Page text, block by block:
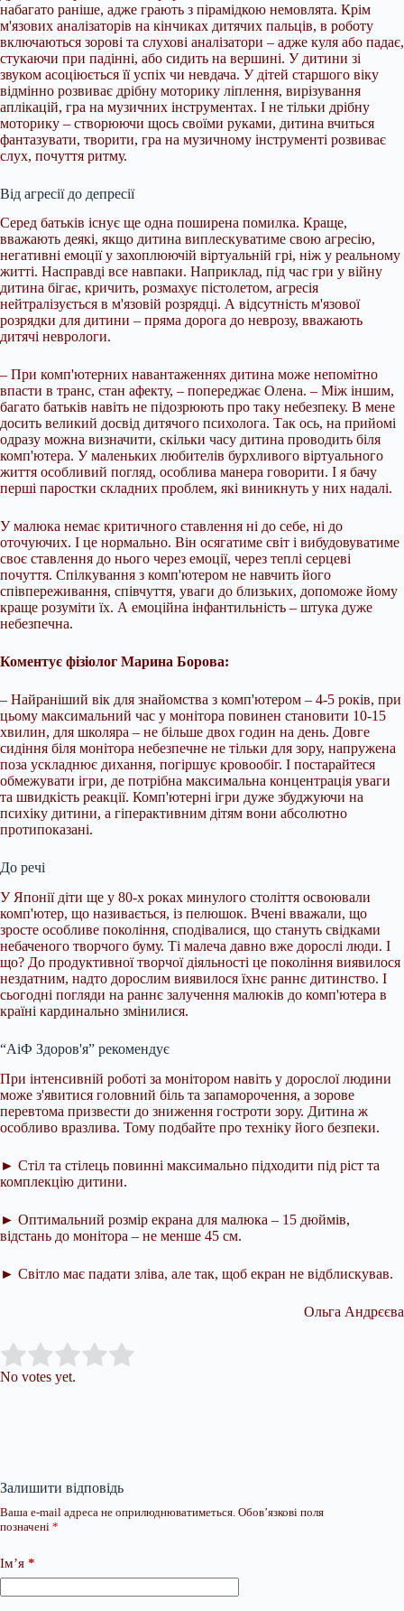
набагато раніше, адже грають з пірамідкою немовлята. Крім
м'язових аналізаторів на кінчиках дитячих пальців, в роботу
включаються зорові та слухові аналізатори – адже куля або падає,
стукаючи при падінні, або сидить на вершині. У дитини зі
звуком асоціюється її успіх чи невдача. У дітей старшого віку
відмінно розвиває дрібну моторику ліплення, вирізування
аплікацій, гра на музичних інструментах. І не тільки дрібну
моторику – створюючи щось своїми руками, дитина вчиться
фантазувати, творити, гра на музичному інструменті розвиває
слух, почуття ритму.
Від агресії до депресії
Серед батьків існує ще одна поширена помилка. Краще,
вважають деякі, якщо дитина виплескуватиме свою агресію,
негативні емоції у захоплюючій віртуальній грі, ніж у реальному
житті. Насправді все навпаки. Наприклад, під час гри у війну
дитина бігає, кричить, розмахує пістолетом, агресія
нейтралізується в м'язовій розрядці. А відсутність м'язової
розрядки для дитини – пряма дорога до неврозу, вважають
дитячі неврологи.
– При комп'ютерних навантаженнях дитина може непомітно
впасти в транс, стан афекту, – попереджає Олена. – Між іншим,
багато батьків навіть не підозрюють про таку небезпеку. В мене
досить великий досвід дитячого психолога. Так ось, на прийомі
одразу можна визначити, скільки часу дитина проводить біля
комп'ютера. У маленьких любителів бурхливого віртуального
життя особливий погляд, особлива манера говорити. І я бачу
перші паростки складних проблем, які виникнуть у них надалі.
У малюка немає критичного ставлення ні до себе, ні до
оточуючих. І це нормально. Він осягатиме світ і вибудовуватиме
своє ставлення до нього через емоції, через теплі серцеві
почуття. Спілкування з комп'ютером не навчить його
співпереживання, співчуття, уваги до близьких, допоможе йому
краще розуміти їх. А емоційна інфантильність – штука дуже
небезпечна.
Коментує фізіолог Марина Борова:
– Найраніший вік для знайомства з комп'ютером – 4-5 років, при
цьому максимальний час у монітора повинен становити 10-15
хвилин, для школяра – не більше двох годин на день. Довге
сидіння біля монітора небезпечне не тільки для зору, напружена
поза ускладнює дихання, погіршує кровообіг. І постарайтеся
обмежувати ігри, де потрібна максимальна концентрація уваги
та швидкість реакції. Комп'ютерні ігри дуже збуджуючи на
психіку дитини, а гіперактивним дітям вони абсолютно
протипоказані.
До речі
У Японії діти ще у 80-х роках минулого століття освоювали
комп'ютер, що називається, із пелюшок. Вчені вважали, що
зросте особливе покоління, сподівалися, що стануть свідками
небаченого творчого буму. Ті малеча давно вже дорослі люди. І
що? До продуктивної творчої діяльності це покоління виявилося
нездатним, надто дорослим виявилося їхнє раннє дитинство. І
сьогодні погляди на раннє залучення малюків до комп'ютера в
країні кардинально змінилися.
“АіФ Здоров'я” рекомендує
При інтенсивній роботі за монітором навіть у дорослої людини
може з'явитися головний біль та запаморочення, а зорове
перевтома призвести до зниження гостроти зору. Дитина ж
особливо вразлива. Тому подбайте про техніку його безпеки.
► Стіл та стілець повинні максимально підходити під ріст та
комплекцію дитини.
► Оптимальний розмір екрана для малюка – 15 дюймів,
відстань до монітора – не менше 45 см.
► Світло має падати зліва, але так, щоб екран не відблискував.
Ольга Андрєєва
Rate this item:
No votes yet.
Залишити відповідь
Ваша e-mail адреса не оприлюднюватиметься. Обов’язкові поля
позначені *
Ім’я *